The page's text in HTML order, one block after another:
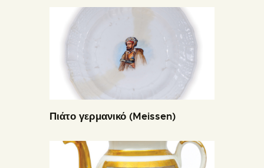
Πιάτο γερμανικό (Meissen)